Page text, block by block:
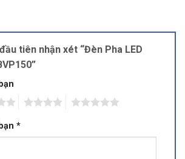
tiên nhận xét “Đèn Pha LED
*